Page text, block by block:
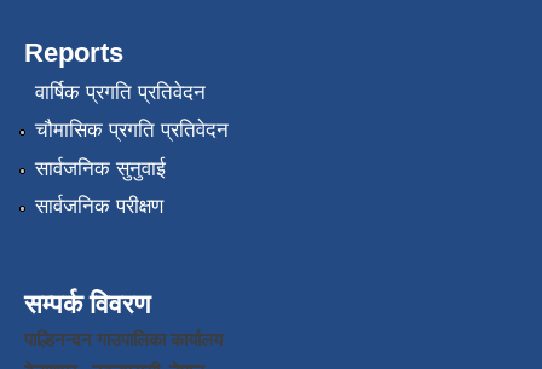
Reports
वार्षिक प्रगति प्रतिवेदन
चौमासिक प्रगति प्रतिवेदन
सार्वजनिक सुनुवाई
सार्वजनिक परीक्षण
सम्पर्क विवरण
पाल्हिनन्दन गाउपालिका कार्यालय